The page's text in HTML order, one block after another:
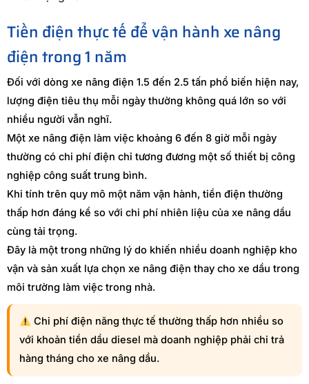
Tiền điện thực tế để vận hành xe nâng
điện trong 1 năm
Đối với dòng xe nâng điện 1.5 đến 2.5 tấn phổ biến hiện nay,
lượng điện tiêu thụ mỗi ngày thường không quá lớn so với
nhiều người vẫn nghĩ.
Một xe nâng điện làm việc khoảng 6 đến 8 giờ mỗi ngày
thường có chi phí điện chỉ tương đương một số thiết bị công
nghiệp công suất trung bình.
Khi tính trên quy mô một năm vận hành, tiền điện thường
thấp hơn đáng kể so với chi phí nhiên liệu của xe nâng dầu
cùng tải trọng.
Đây là một trong những lý do khiến nhiều doanh nghiệp kho
vận và sản xuất lựa chọn xe nâng điện thay cho xe dầu trong
môi trường làm việc trong nhà.
Chi phí điện năng thực tế thường thấp hơn nhiều so
với khoản tiền dầu diesel mà doanh nghiệp phải chi trả
hàng tháng cho xe nâng dầu.